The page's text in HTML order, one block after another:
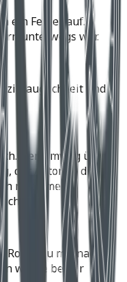
ein Fehler auf.
unterwegs war.
und
Der Umweg über
der Automat die
muss meine
Roller zu mir nach
würde bei dir